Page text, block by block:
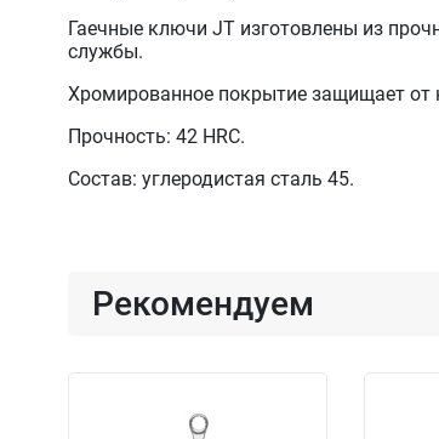
Гаечные ключи JT изготовлены из
службы.
Хромированное покрытие защищает от
Прочность: 42 HRC.
Состав: углеродистая сталь 45.
Рекомендуем